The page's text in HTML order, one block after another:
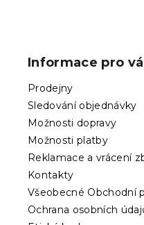
Informace pro
Prodejny
Sledování objednávky
Možnosti dopravy
Možnosti platby
Reklamace a vrácení
Kontakty
Všeobecné Obchodní
Ochrana osobních